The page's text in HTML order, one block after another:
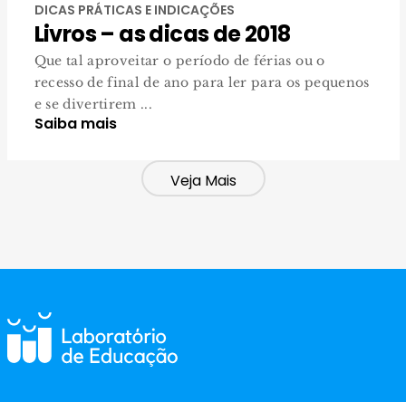
DICAS PRÁTICAS E INDICAÇÕES
Livros – as dicas de 2018
Que tal aproveitar o período de férias ou o
recesso de final de ano para ler para os pequenos
e se divertirem ...
Saiba mais
Veja Mais